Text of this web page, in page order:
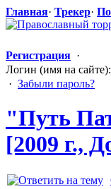
Главная· Трекер·
Регистрация ·
Логин (имя на сайте):
· Забыли пароль?
"Путь
[2009 г.,